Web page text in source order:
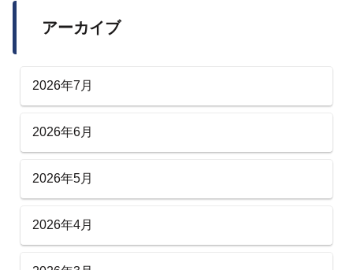
アーカイブ
2026年7月
2026年6月
2026年5月
2026年4月